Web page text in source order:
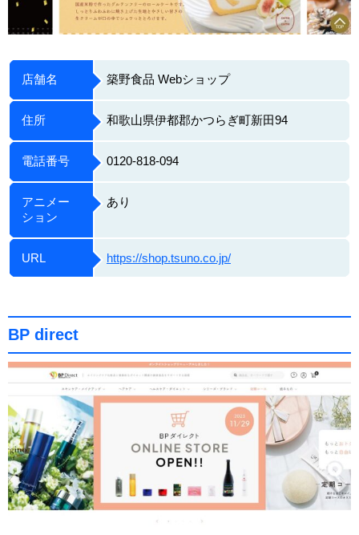
店舗名 築野食品 Webショップ
住所 和歌山県伊都郡かつらぎ町新田94
電話番号 0120-818-094
アニメー
ション
あり
URL https://shop.tsuno.co.jp/
BP direct